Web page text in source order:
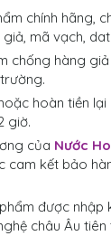
chính hãng,
mã vạch,
chống hàng
hoàn tiền
giờ.
của Nước
cam kết bảo
được nhập
châu Âu tiên